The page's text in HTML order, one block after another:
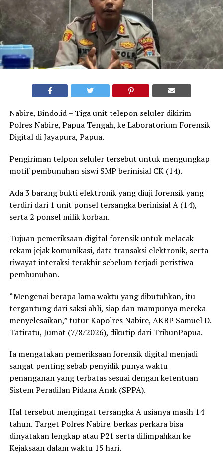
Nabire, Bindo.id – Tiga unit telepon seluler dikirim
Polres Nabire, Papua Tengah, ke Laboratorium Forensik
Digital di Jayapura, Papua.
Pengiriman telpon seluler tersebut untuk mengungkap
motif pembunuhan siswi SMP berinisial CK (14).
Ada 3 barang bukti elektronik yang diuji forensik yang
terdiri dari 1 unit ponsel tersangka berinisial A (14),
serta 2 ponsel milik korban.
Tujuan pemeriksaan digital forensik untuk melacak
rekam jejak komunikasi, data transaksi elektronik, serta
riwayat interaksi terakhir sebelum terjadi peristiwa
pembunuhan.
“Mengenai berapa lama waktu yang dibutuhkan, itu
tergantung dari saksi ahli, siap dan mampunya mereka
menyelesaikan,” tutur Kapolres Nabire, AKBP Samuel D.
Tatiratu, Jumat (7/8/2026), dikutip dari TribunPapua.
Ia mengatakan pemeriksaan forensik digital menjadi
sangat penting sebab penyidik punya waktu
penanganan yang terbatas sesuai dengan ketentuan
Sistem Peradilan Pidana Anak (SPPA).
Hal tersebut mengingat tersangka A usianya masih 14
tahun. Target Polres Nabire, berkas perkara bisa
dinyatakan lengkap atau P21 serta dilimpahkan ke
Kejaksaan dalam waktu 15 hari.